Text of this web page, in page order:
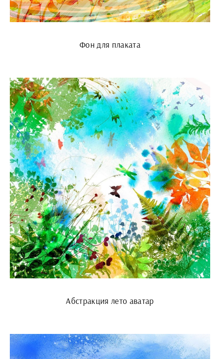
Фон для плаката
Абстракция лето аватар